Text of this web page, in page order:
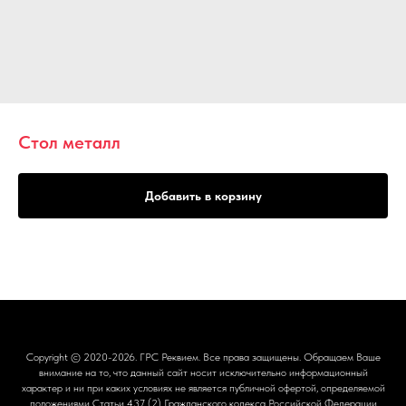
Стол металл
Добавить в корзину
Copyright © 2020-2026. ГРС Реквием. Все права защищены. Обращаем Ваше
внимание на то, что данный сайт носит исключительно информационный
характер и ни при каких условиях не является публичной офертой, определяемой
положениями Статьи 437 (2) Гражданского кодекса Российской Федерации